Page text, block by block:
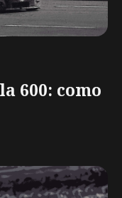
600: como